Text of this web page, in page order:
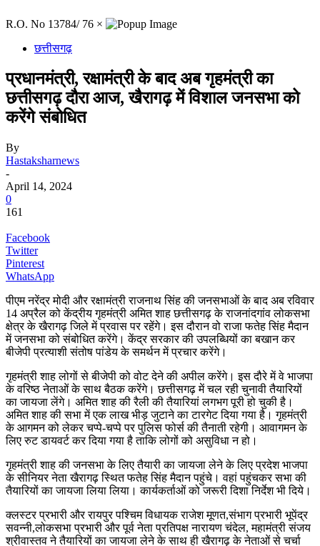
R.O. No 13784/ 76 ×
छत्तीसगढ़
प्रधानमंत्री, रक्षामंत्री के बाद अब गृहमंत्री का
छत्तीसगढ़ दौरा आज, खैरागढ़ में विशाल जनसभा को
करेंगे संबोधित
By
Hastaksharnews
-
April 14, 2024
0
161
Facebook
Twitter
Pinterest
WhatsApp
पीएम नरेंद्र मोदी और रक्षामंत्री राजनाथ सिंह की जनसभाओं के बाद अब रविवार
14 अप्रैल को केंद्रीय गृहमंत्री अमित शाह छत्तीसगढ़ के राजनांदगांव लोकसभा
क्षेत्र के खैरागढ़ जिले में प्रवास पर रहेंगे। इस दौरान वो राजा फतेह सिंह मैदान
में जनसभा को संबोधित करेंगे। केंद्र सरकार की उपलब्धियों का बखान कर
बीजेपी प्रत्याशी संतोष पांडेय के समर्थन में प्रचार करेंगे।
गृहमंत्री शाह लोगों से बीजेपी को वोट देने की अपील करेंगे। इस दौरे में वे भाजपा
के वरिष्ठ नेताओं के साथ बैठक करेंगे। छत्तीसगढ़ में चल रही चुनावी तैयारियों
का जायजा लेंगे। अमित शाह की रैली की तैयारियां लगभग पूरी हो चुकी है।
अमित शाह की सभा में एक लाख भीड़ जुटाने का टारगेट दिया गया है। गृहमंत्री
के आगमन को लेकर चप्पे-चप्पे पर पुलिस फोर्स की तैनाती रहेगी। आवागमन के
लिए रुट डायवर्ट कर दिया गया है ताकि लोगों को असुविधा न हो।
गृहमंत्री शाह की जनसभा के लिए तैयारी का जायजा लेने के लिए प्रदेश भाजपा
के सीनियर नेता खैरागढ़ स्थित फतेह सिंह मैदान पहुंचे। वहां पहुंचकर सभा की
तैयारियों का जायजा लिया लिया। कार्यकर्ताओं को जरूरी दिशा निर्देश भी दिये।
क्लस्टर प्रभारी और रायपुर पश्चिम विधायक राजेश मूणत,संभाग प्रभारी भूपेंद्र
सवन्नी,लोकसभा प्रभारी और पूर्व नेता प्रतिपक्ष नारायण चंदेल, महामंत्री संजय
श्रीवास्तव ने तैयारियों का जायजा लेने के साथ ही खैरागढ़ के नेताओं से चर्चा